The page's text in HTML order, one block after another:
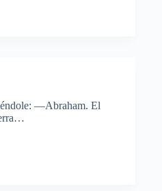
—Abraham. El